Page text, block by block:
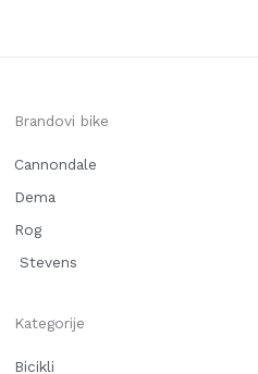
Brandovi bike
Cannondale
Dema
Rog
Stevens
Kategorije
Bicikli